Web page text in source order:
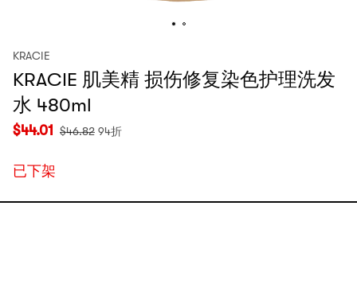
KRACIE
KRACIE 肌美精 损伤修复染色护理洗发
水 480ml
$44.01 $46.82 94折
已下架